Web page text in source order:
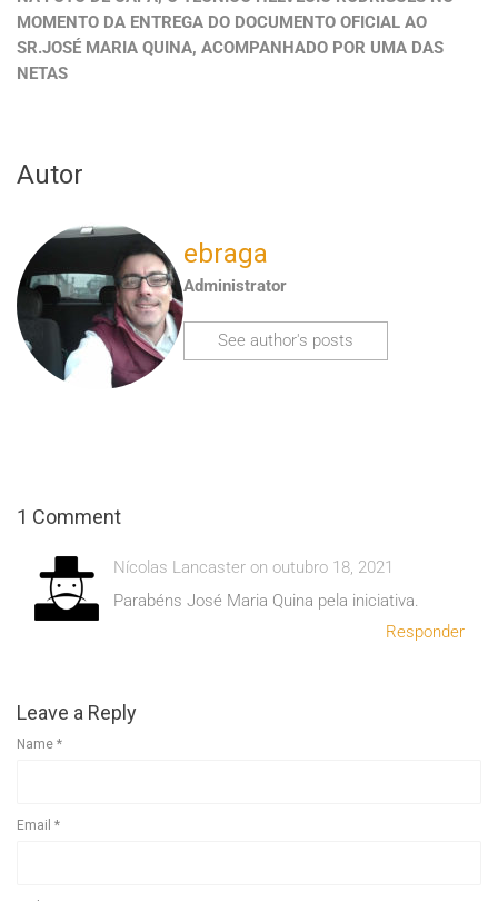
MOMENTO DA ENTREGA DO DOCUMENTO OFICIAL AO
SR.JOSÉ MARIA QUINA, ACOMPANHADO POR UMA DAS
NETAS
Autor
ebraga
Administrator
See author's posts
1 Comment
Nícolas Lancaster on outubro 18, 2021
Parabéns José Maria Quina pela iniciativa.
Responder
Leave a Reply
Name *
Email *